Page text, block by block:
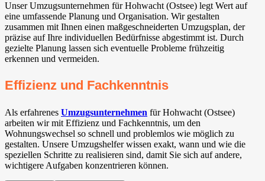
Unser Umzugsunternehmen für Hohwacht (Ostsee) legt Wert auf
eine umfassende Planung und Organisation. Wir gestalten
zusammen mit Ihnen einen maßgeschneiderten Umzugsplan, der
präzise auf Ihre individuellen Bedürfnisse abgestimmt ist. Durch
gezielte Planung lassen sich eventuelle Probleme frühzeitig
erkennen und vermeiden.
Effizienz und Fachkenntnis
Als erfahrenes Umzugsunternehmen für Hohwacht (Ostsee)
arbeiten wir mit Effizienz und Fachkenntnis, um den
Wohnungswechsel so schnell und problemlos wie möglich zu
gestalten. Unsere Umzugshelfer wissen exakt, wann und wie die
speziellen Schritte zu realisieren sind, damit Sie sich auf andere,
wichtigere Aufgaben konzentrieren können.